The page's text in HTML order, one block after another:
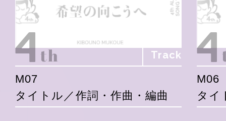
Track
M07
タイトル／作詞・作曲・編曲
M06
タイ